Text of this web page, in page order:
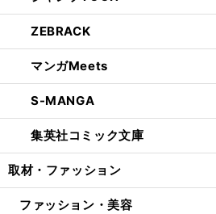
ZEBRACK
マンガMeets
S-MANGA
集英社コミック文庫
取材・ファッション
ファッション・美容